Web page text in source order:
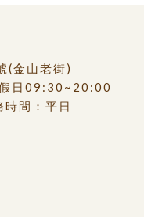
(金山老街)
日09:30~20:00
時間：平日